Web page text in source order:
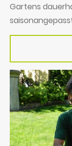
Gartens